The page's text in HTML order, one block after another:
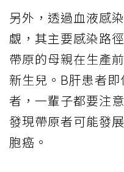
另外，透過血液感
覷，其主要感染路
帶原的母親在生產
新生兒。B肝患者
者，一輩子都要注
發現帶原者可能發
胞癌。